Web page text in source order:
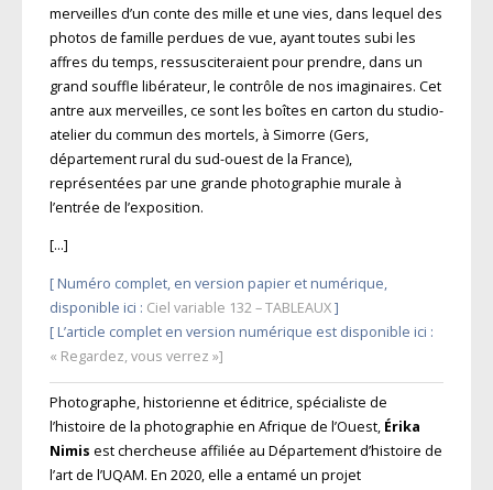
merveilles d’un conte des mille et une vies, dans lequel des
photos de famille perdues de vue, ayant toutes subi les
affres du temps, ressusciteraient pour prendre, dans un
grand souffle libérateur, le contrôle de nos imaginaires. Cet
antre aux merveilles, ce sont les boîtes en carton du studio-
atelier du commun des mortels, à Simorre (Gers,
département rural du sud-ouest de la France),
représentées par une grande photographie murale à
l’entrée de l’exposition.
[…]
[ Numéro complet, en version papier et numérique,
disponible ici : Ciel variable 132 – TABLEAUX]
[ L’article complet en version numérique est disponible ici :
« Regardez, vous verrez »]
Photographe, historienne et éditrice, spécialiste de
l’histoire de la photographie en Afrique de l’Ouest, Érika
Nimis est chercheuse affiliée au Département d’histoire de
l’art de l’UQAM. En 2020, elle a entamé un projet